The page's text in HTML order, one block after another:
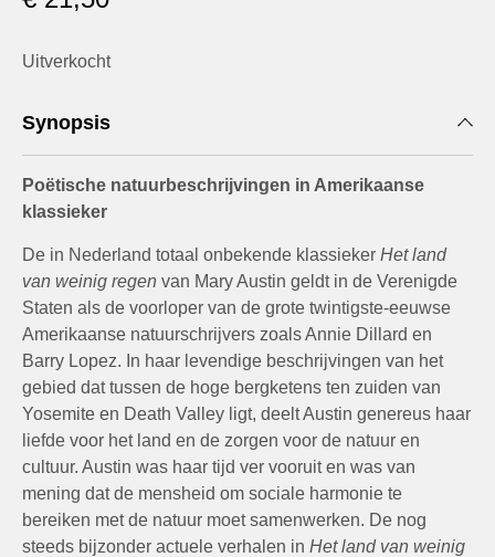
Uitverkocht
Synopsis
Poëtische natuurbeschrijvingen in Amerikaanse
klassieker
De in Nederland totaal onbekende klassieker Het land
van weinig regen van Mary Austin geldt in de Verenigde
Staten als de voorloper van de grote twintigste-eeuwse
Amerikaanse natuurschrijvers zoals Annie Dillard en
Barry Lopez. In haar levendige beschrijvingen van het
gebied dat tussen de hoge bergketens ten zuiden van
Yosemite en Death Valley ligt, deelt Austin genereus haar
liefde voor het land en de zorgen voor de natuur en
cultuur. Austin was haar tijd ver vooruit en was van
mening dat de mensheid om sociale harmonie te
bereiken met de natuur moet samenwerken. De nog
steeds bijzonder actuele verhalen in Het land van weinig